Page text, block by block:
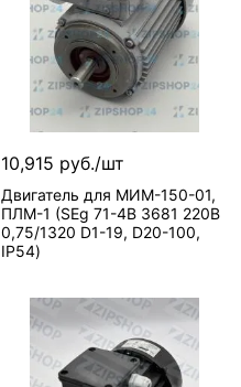
10,915 руб./шт
Двигатель для МИМ-150-01,
ПЛМ-1 (SEg 71-4B 3681 220В
0,75/1320 D1-19, D20-100,
IP54)
В корзину